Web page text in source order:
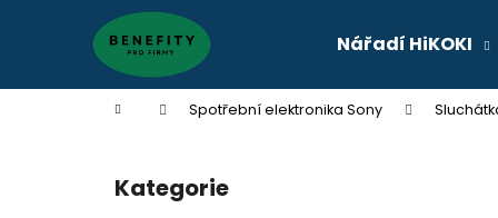
Nářadí HiKOKI
Domů Spotřební elektronika Sony
Přeskočit
kategorie
Kategorie
í
Zpět
do
Zpět
do